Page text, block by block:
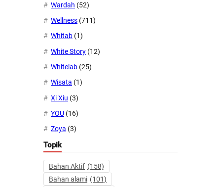
Wardah (52)
Wellness (711)
Whitab (1)
White Story (12)
Whitelab (25)
Wisata (1)
Xi Xiu (3)
YOU (16)
Zoya (3)
Topik
Bahan Aktif (158)
Bahan alami (101)